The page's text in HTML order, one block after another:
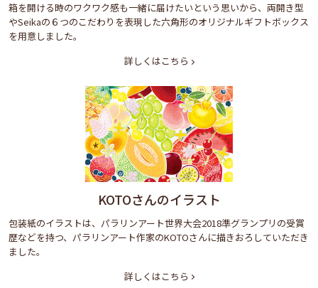
箱を開ける時のワクワク感も一緒に届けたいという思いから、両開き型
やSeikaの６つのこだわりを表現した六角形のオリジナルギフトボックス
を用意しました。
詳しくはこちら
KOTOさんのイラスト
包装紙のイラストは、パラリンアート世界大会2018準グランプリの受賞
歴などを持つ、パラリンアート作家のKOTOさんに描きおろしていただき
ました。
詳しくはこちら